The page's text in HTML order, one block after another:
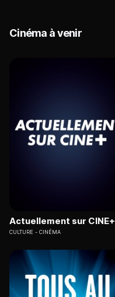
Cinéma à venir
Actuellement sur CINE+
CULTURE CINÉMA